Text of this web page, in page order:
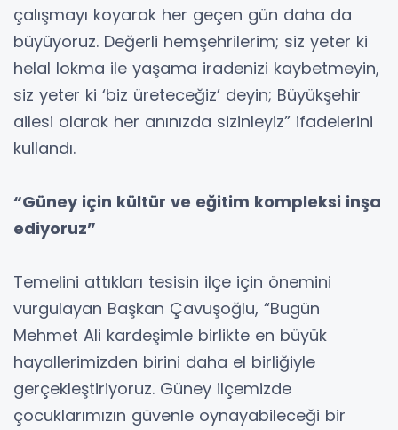
çalışmayı koyarak her geçen gün daha da
büyüyoruz. Değerli hemşehrilerim; siz yeter ki
helal lokma ile yaşama iradenizi kaybetmeyin,
siz yeter ki ‘biz üreteceğiz’ deyin; Büyükşehir
ailesi olarak her anınızda sizinleyiz” ifadelerini
kullandı.
“Güney için kültür ve eğitim kompleksi inşa
ediyoruz”
Temelini attıkları tesisin ilçe için önemini
vurgulayan Başkan Çavuşoğlu, “Bugün
Mehmet Ali kardeşimle birlikte en büyük
hayallerimizden birini daha el birliğiyle
gerçekleştiriyoruz. Güney ilçemizde
çocuklarımızın güvenle oynayabileceği bir